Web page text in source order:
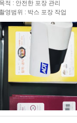
목적 : 안전한 포장 관리
촬영범위 : 박스 포장 작업